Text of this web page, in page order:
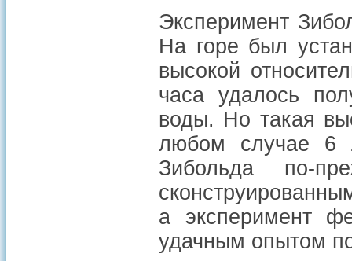
Эксперимент
На горе был
высокой
часа удалось
воды. Но такая
любом случае 6
Зибольда по-
а эксперимент
удачным опытом